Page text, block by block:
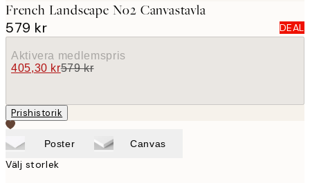
French Landscape No2 Canvastavla
579 kr DEAL
Aktivera medlemspris
405,30 kr579 kr
Prishistorik
Poster Canvas
Välj storlek